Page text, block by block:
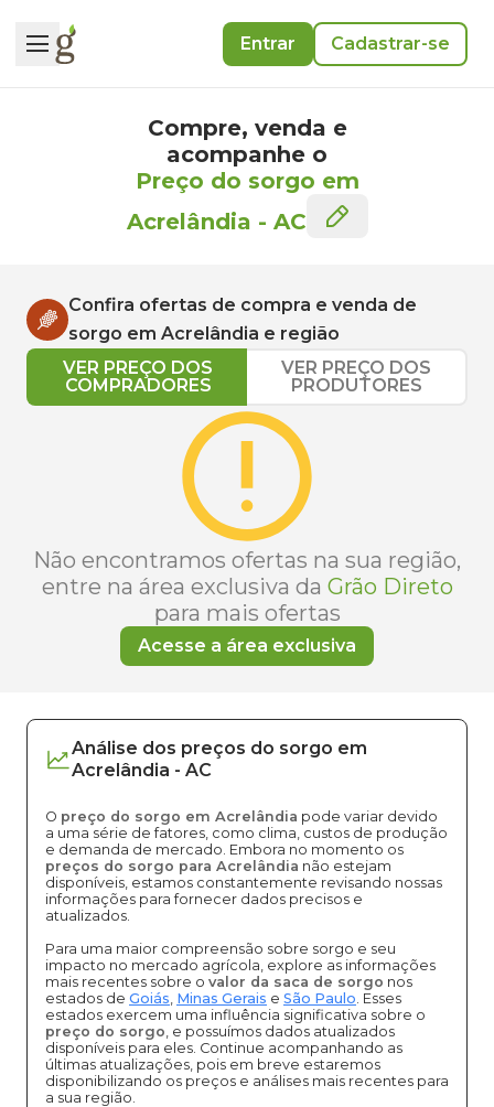
Entrar Cadastrar-se
Compre, venda e
acompanhe o
Preço do sorgo em
Acrelândia - AC
Confira ofertas de compra e venda de
sorgo em Acrelândia e região
VER PREÇO DOS
COMPRADORES
VER PREÇO DOS
PRODUTORES
Não encontramos ofertas na sua região,
entre na área exclusiva da Grão Direto
para mais ofertas
Acesse a área exclusiva
Análise dos preços do sorgo em
Acrelândia - AC
O preço do sorgo em Acrelândia pode variar devido
a uma série de fatores, como clima, custos de produção
e demanda de mercado. Embora no momento os
preços do sorgo para Acrelândia não estejam
disponíveis, estamos constantemente revisando nossas
informações para fornecer dados precisos e
atualizados.
Para uma maior compreensão sobre sorgo e seu
impacto no mercado agrícola, explore as informações
mais recentes sobre o valor da saca de sorgo nos
estados de Goiás, Minas Gerais e São Paulo. Esses
estados exercem uma influência significativa sobre o
preço do sorgo, e possuímos dados atualizados
disponíveis para eles. Continue acompanhando as
últimas atualizações, pois em breve estaremos
disponibilizando os preços e análises mais recentes para
a sua região.